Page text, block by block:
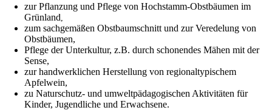
zur Pflanzung und Pflege von Hochstamm-Obstbäumen im
Grünland
zum sachgemäßen Obstbaumschnitt und zur Veredelung von
Obstbäumen,
Pflege der Unterkultur, z.B. durch schonendes Mähen mit der
Sense,
zur handwerklichen Herstellung von regionaltypischem
Apfelwein,
zu Naturschutz- und umweltpädagogischen Aktivitäten für
Kinder, Jugendliche und Erwachsene.